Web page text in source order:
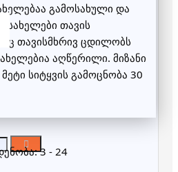
გამოსახული და
სახელები თავის
თავისმხრივ ცდილობს
აღწერილი. მიზანი
სიტყვის გამოცნობა 30
3 - 24